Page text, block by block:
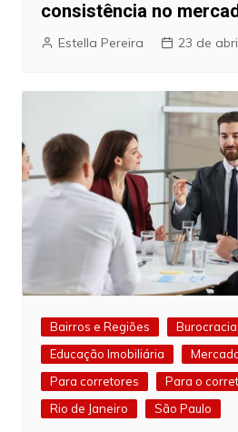
consistência no
Estella Pereira 23 de
Bairros e Regiões Burocracia
Educação Imobiliária
Para corretores
Para o
Rio de Janeiro
São Paulo